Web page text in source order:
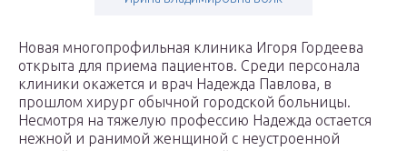
Новая многопрофильная клиника Игоря Гордеева
открыта для приема пациентов. Среди персонала
клиники окажется и врач Надежда Павлова, в
прошлом хирург обычной городской больницы.
Несмотря на тяжелую профессию Надежда остается
нежной и ранимой женщиной с неустроенной